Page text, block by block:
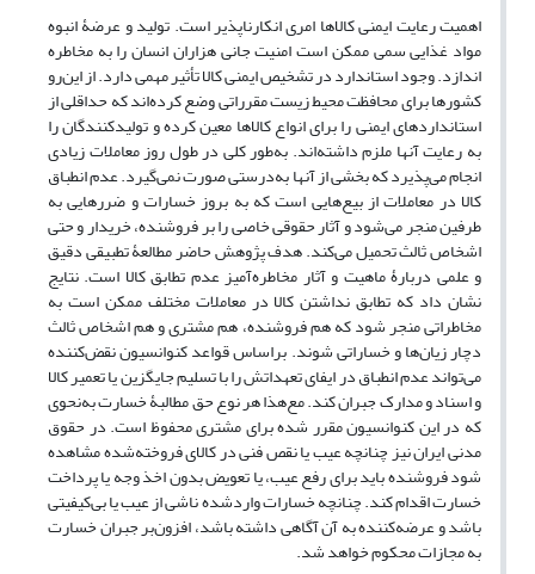
اهمیت رعایت ایمنی کالاها امری انکارناپذیر است. تولید و عرضۀ انبوه
مواد غذایی سمی ممکن است امنیت جانی هزاران انسان را به مخاطره
اندازد. وجود استاندارد در تشخیص ایمنی کالا تأثیر مهمی دارد. از این‌رو
کشورها برای محافظت محیط زیست مقرراتی وضع کرده‌اند که حداقلی از
استانداردهای ایمنی را برای انواع کالاها معین کرده و تولیدکنندگان را
به رعایت آنها ملزم داشته‌اند. به‌طور کلی در طول روز معاملات زیادی
انجام می‌پذیرد که بخشی از آنها به‌درستی صورت نمی‌گیرد. عدم انطباق
کالا در معاملات از بیع‌هایی است که به بروز خسارات و ضررهایی به
طرفین منجر می‌شود و آثار حقوقی خاصی را بر فروشنده، خریدار و حتی
اشخاص ثالث تحمیل می‌کند. هدف پژوهش حاضر مطالعۀ تطبیقی دقیق
و علمی دربارۀ ماهیت و آثار مخاطره‌آمیز عدم تطابق کالا است. نتایج
نشان داد که تطابق نداشتن کالا در معاملات مختلف ممکن است به
مخاطراتی منجر شود که هم فروشنده، هم مشتری و هم اشخاص ثالث
دچار زیان‌ها و خساراتی شوند. براساس قواعد کنوانسیون نقض‌کننده
می‌تواند عدم انطباق در ایفای تعهداتش را با تسلیم جایگزین یا تعمیر کالا
و اسناد و مدارک جبران کند. مع‌هذا هر نوع حق مطالبۀ خسارت به‌نحوی
‌که در این کنوانسیون مقرر شده برای مشتری محفوظ است. در حقوق
مدنی ایران نیز چنانچه عیب یا نقص فنی در کالای فروخته‌شده مشاهده
شود فروشنده باید برای رفع عیب، یا تعویض بدون اخذ وجه یا پرداخت
خسارت اقدام کند. چنانچه خسارات واردشده ناشی از عیب یا بی‌کیفیتی
باشد و عرضه‌کننده به آن آگاهی داشته باشد، افزون‌بر جبران خسارت
به مجازات محکوم خواهد شد.